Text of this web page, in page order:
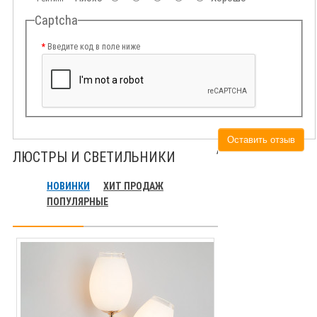
Captcha
Введите код в поле ниже
Оставить отзыв
ЛЮСТРЫ И СВЕТИЛЬНИКИ
НОВИНКИ
ХИТ ПРОДАЖ
ПОПУЛЯРНЫЕ